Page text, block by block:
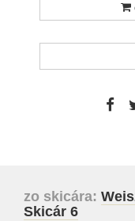
zo skicára:
Skicár 6